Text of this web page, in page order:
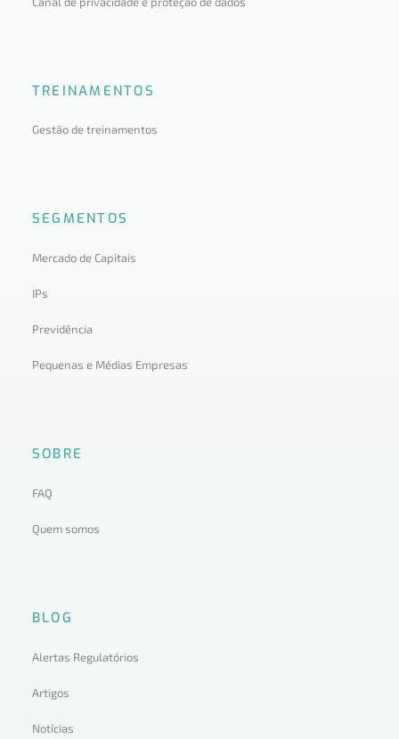
TREINAMENTOS
Gestão de treinamentos
SEGMENTOS
Mercado de Capitais
IPs
Previdência
Pequenas e Médias Empresas
SOBRE
FAQ
Quem somos
BLOG
Alertas Regulatórios
Artigos
Notícias